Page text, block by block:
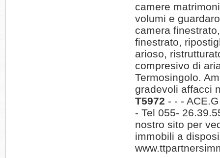
camere
volumi e
camera
finestrato,
arioso,
compresivo di
Termosingolo.
gradevoli affacci
T5972 - - -
- Tel 055-
nostro sito per
immobili a